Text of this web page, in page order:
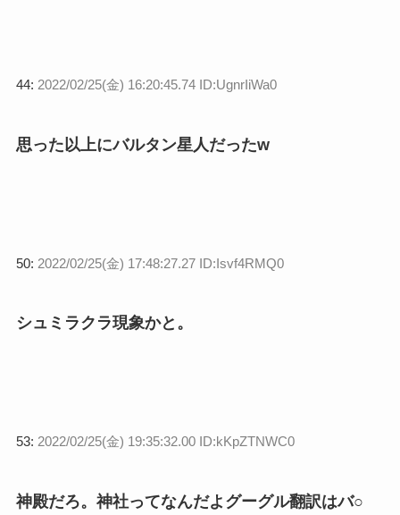
44: 2022/02/25(金) 16:20:45.74 ID:UgnrIiWa0
思った以上にバルタン星人だったw
50: 2022/02/25(金) 17:48:27.27 ID:Isvf4RMQ0
シュミラクラ現象かと。
53: 2022/02/25(金) 19:35:32.00 ID:kKpZTNWC0
神殿だろ。神社ってなんだよグーグル翻訳はバ○